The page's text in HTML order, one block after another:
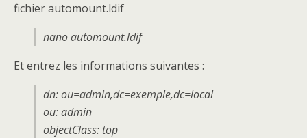
fichier automount.ldif
nano automount.ldif
Et entrez les informations suivantes :
dn: ou=admin,dc=exemple,dc=local
ou: admin
objectClass: top